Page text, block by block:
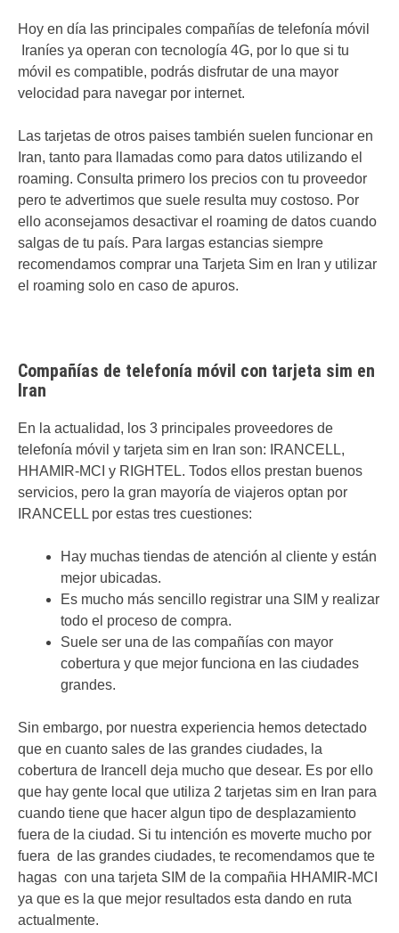
Hoy en día las principales compañías de telefonía móvil
Iraníes ya operan con tecnología 4G, por lo que si tu
móvil es compatible, podrás disfrutar de una mayor
velocidad para navegar por internet.
Las tarjetas de otros paises también suelen funcionar en
Iran, tanto para llamadas como para datos utilizando el
roaming. Consulta primero los precios con tu proveedor
pero te advertimos que suele resulta muy costoso. Por
ello aconsejamos desactivar el roaming de datos cuando
salgas de tu país. Para largas estancias siempre
recomendamos comprar una Tarjeta Sim en Iran y utilizar
el roaming solo en caso de apuros.
Compañías de telefonía móvil con tarjeta sim en
Iran
En la actualidad, los 3 principales proveedores de
telefonía móvil y tarjeta sim en Iran son: IRANCELL,
HHAMIR-MCI y RIGHTEL. Todos ellos prestan buenos
servicios, pero la gran mayoría de viajeros optan por
IRANCELL por estas tres cuestiones:
Hay muchas tiendas de atención al cliente y están
mejor ubicadas.
Es mucho más sencillo registrar una SIM y realizar
todo el proceso de compra.
Suele ser una de las compañías con mayor
cobertura y que mejor funciona en las ciudades
grandes.
Sin embargo, por nuestra experiencia hemos detectado
que en cuanto sales de las grandes ciudades, la
cobertura de Irancell deja mucho que desear. Es por ello
que hay gente local que utiliza 2 tarjetas sim en Iran para
cuando tiene que hacer algun tipo de desplazamiento
fuera de la ciudad. Si tu intención es moverte mucho por
fuera de las grandes ciudades, te recomendamos que te
hagas con una tarjeta SIM de la compañia HHAMIR-MCI
ya que es la que mejor resultados esta dando en ruta
actualmente.